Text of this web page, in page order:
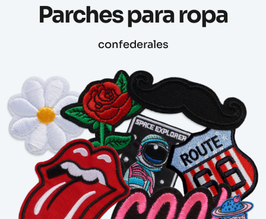
Parches para ropa
confederales